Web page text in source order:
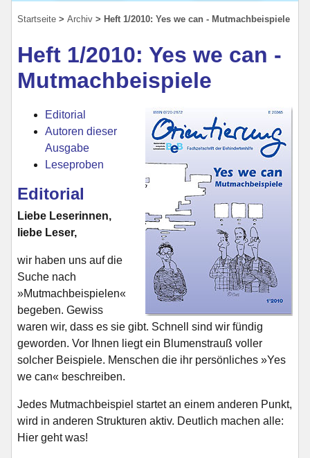
Startseite Archiv Heft 1/2010: Yes we can - Mutmachbeispiele
Heft 1/2010: Yes we can -
Mutmachbeispiele
Editorial
Autoren dieser
Ausgabe
Leseproben
Editorial
Liebe Leserinnen,
liebe Leser,
wir haben uns auf die
Suche nach
»Mutmachbeispielen«
begeben. Gewiss
waren wir, dass es sie gibt. Schnell sind wir fündig
geworden. Vor Ihnen liegt ein Blumenstrauß voller
solcher Beispiele. Menschen die ihr persönliches »Yes
we can« beschreiben.
Jedes Mutmachbeispiel startet an einem anderen Punkt,
wird in anderen Strukturen aktiv. Deutlich machen alle:
Hier geht was!